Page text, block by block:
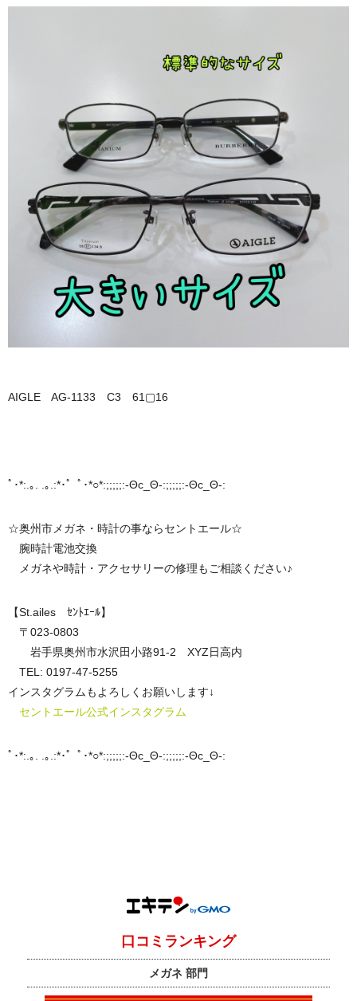
AIGLE AG-1133 C3 61▢16
ﾟ･*:.｡. .｡.:*･゜ﾟ･*○*:;;;;;:-Θc_Θ-:;;;;;:-Θc_Θ-:
☆奥州市メガネ・時計の事ならセントエール☆
腕時計電池交換
メガネや時計・アクセサリーの修理もご相談ください♪
【St.ailes ｾﾝﾄｴｰﾙ】
〒023-0803
岩手県奥州市水沢田小路91-2 XYZ日高内
TEL: 0197-47-5255
インスタグラムもよろしくお願いします↓
セントエール公式インスタグラム
ﾟ･*:.｡. .｡.:*･゜ﾟ･*○*:;;;;;:-Θc_Θ-:;;;;;:-Θc_Θ-: